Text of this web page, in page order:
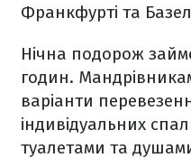
Франкфурті та
Нічна подорож
годин.
варіанти
індивідуальних
туалетами та